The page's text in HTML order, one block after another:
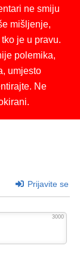
ne smiju
mišljenje,
je u pravu.
polemika,
umjesto
Ne
Prijavite se
3000